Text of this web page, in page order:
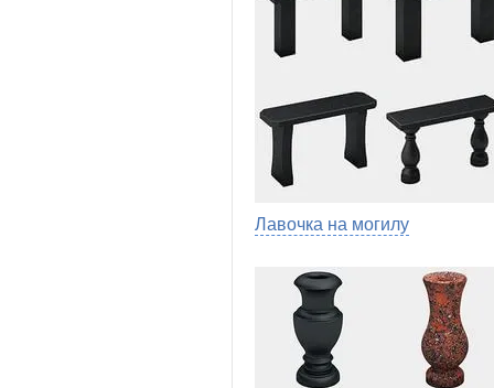
Лавочка на могилу